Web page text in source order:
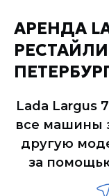
АРЕНДА
Lada Largus
все машины
другую
за